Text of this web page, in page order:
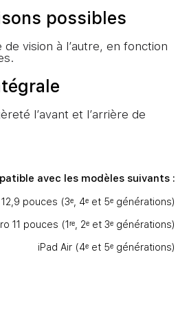
possibles
de vision à l’autre, en fonction
l’avant et l’arrière de
avec les modèles suivants :
pouces (3ᵉ, 4ᵉ et 5ᵉ générations)
11 pouces (1ʳᵉ, 2ᵉ et 3ᵉ générations)
iPad Air (4ᵉ et 5ᵉ générations)